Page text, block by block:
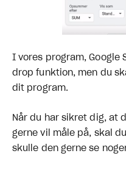
I vores program, Google
drop funktion, men du
dit program.
Når du har sikret dig, at
gerne vil måle på, skal
skulle den gerne se